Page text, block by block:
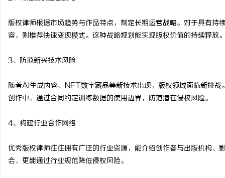
版权律师根据市场趋势与作品特点，制定长期运营战略。对于具有
容，则推荐快速变现模式。这种战略规划能实现版权价值的持续释放
3、防范新兴技术风险
随着AI生成内容、NFT数字藏品等新技术出现，版权领域面临新挑
创作中，通过合同约定训练数据的使用边界，防范潜在侵权风险。
4、构建行业合作网络
优秀版权律师往往拥有广泛的行业资源，能介绍创作者与出版机构
会，更能通过行业规范降低侵权风险。